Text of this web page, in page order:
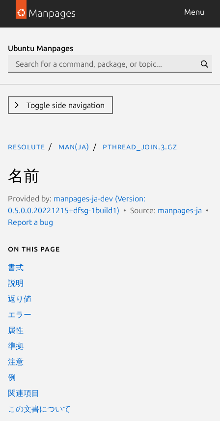
Manpages Menu
Ubuntu Manpages
Toggle side navigation
resolute man(ja) pthread_join.3.gz
名前
Provided by: manpages-ja-dev (Version:
0.5.0.0.20221215+dfsg-1build1)
Source: manpages-ja
Report a bug
On this page
書式
説明
返り値
エラー
属性
準拠
注意
例
関連項目
この文書について